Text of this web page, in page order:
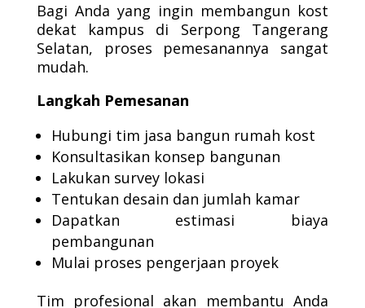
Bagi Anda yang ingin membangun kost
dekat kampus di Serpong Tangerang
Selatan, proses pemesanannya sangat
mudah.
Langkah Pemesanan
Hubungi tim jasa bangun rumah kost
Konsultasikan konsep bangunan
Lakukan survey lokasi
Tentukan desain dan jumlah kamar
Dapatkan estimasi biaya
pembangunan
Mulai proses pengerjaan proyek
Tim profesional akan membantu Anda